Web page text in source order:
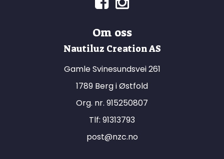
Om oss
Nautiluz Creation AS
Gamle Svinesundsvei 261
1789 Berg i Østfold
Org. nr. 915250807
Tlf: 91313793
post@nzc.no